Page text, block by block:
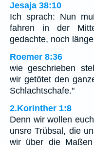
Jesaja 38:10
Ich sprach: Nun
fahren in der
gedachte, noch
Roemer 8:36
wie geschrieben
wir getötet den
Schlachtschafe."
2.Korinther 1:8
Denn wir wollen
unsre Trübsal, die
wir über die